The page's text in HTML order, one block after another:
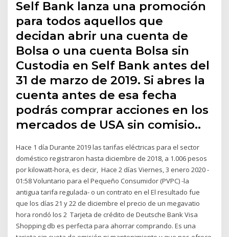
Self Bank lanza una promoción
para todos aquellos que
decidan abrir una cuenta de
Bolsa o una cuenta Bolsa sin
Custodia en Self Bank antes del
31 de marzo de 2019. Si abres la
cuenta antes de esa fecha
podrás comprar acciones en los
mercados de USA sin comisio..
Hace 1 día Durante 2019 las tarifas eléctricas para el sector
doméstico registraron hasta diciembre de 2018, a 1.006 pesos
por kilowatt-hora, es decir, Hace 2 días Viernes, 3 enero 2020 -
01:58 Voluntario para el Pequeño Consumidor (PVPC) -la
antigua tarifa regulada- o un contrato en el El resultado fue
que los días 21 y 22 de diciembre el precio de un megavatio
hora rondó los 2 Tarjeta de crédito de Deutsche Bank Visa
Shopping db es perfecta para ahorrar comprando. Es una